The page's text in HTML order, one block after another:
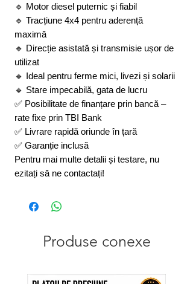
🔹 Motor diesel puternic și fiabil
🔹 Tracțiune 4x4 pentru aderență
maximă
🔹 Direcție asistată și transmisie ușor de
utilizat
🔹 Ideal pentru ferme mici, livezi și solarii
🔹 Stare impecabilă, gata de lucru
✅ Posibilitate de finanțare prin bancă –
rate fixe prin TBI Bank
✅ Livrare rapidă oriunde în țară
✅ Garanție inclusă
Pentru mai multe detalii și testare, nu
ezitați să ne contactați!
Produse conexe